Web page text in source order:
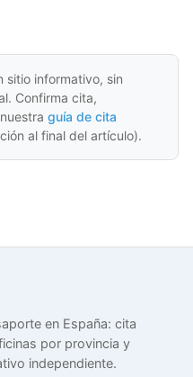
sitio informativo, sin
Confirma cita,
guía de cita
al final del artículo).
en España: cita
por provincia y
independiente.